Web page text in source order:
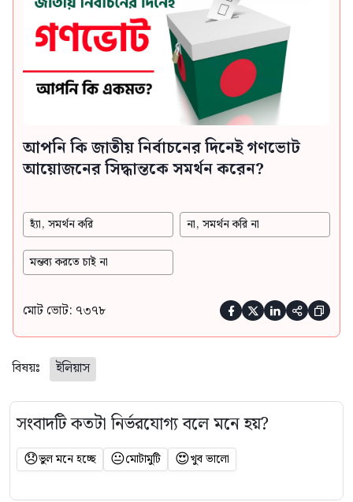
আপনি কি জাতীয় নির্বাচনের দিনেই গণভোট
আয়োজনের সিদ্ধান্তকে সমর্থন করেন?
হ্যাঁ, সমর্থন করি না, সমর্থন করি না
মন্তব্য করতে চাই না
মোট ভোট: ৭৩৭৮     
বিষয়ঃ ইলিয়াস
সংবাদটি কতটা নির্ভরযোগ্য বলে মনে হয়?
😞ভুল মনে হচ্ছে 😐মোটামুটি 😍খুব ভালো